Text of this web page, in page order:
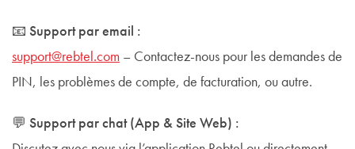
📧 Support par email :
support@rebtel.com – Contactez-nous pour les demandes de
PIN, les problèmes de compte, de facturation, ou autre.
💬 Support par chat (App & Site Web) :